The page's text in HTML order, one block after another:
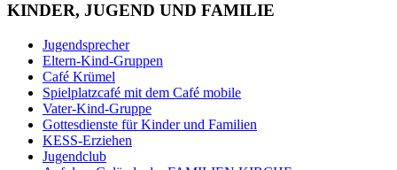
KINDER, JUGEND UND FAMILIE
Jugendsprecher
Eltern-Kind-Gruppen
Café Krümel
Spielplatzcafé mit dem Café mobile
Vater-Kind-Gruppe
Gottesdienste für Kinder und Familien
KESS-Erziehen
Jugendclub